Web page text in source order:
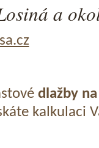
a
dlažby
kalkulaci